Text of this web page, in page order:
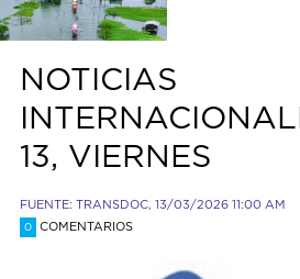
NOTICIAS
13, VIERNES
FUENTE: TRANSDOC, 13/03/2026 11:00 AM
0 COMENTARIOS